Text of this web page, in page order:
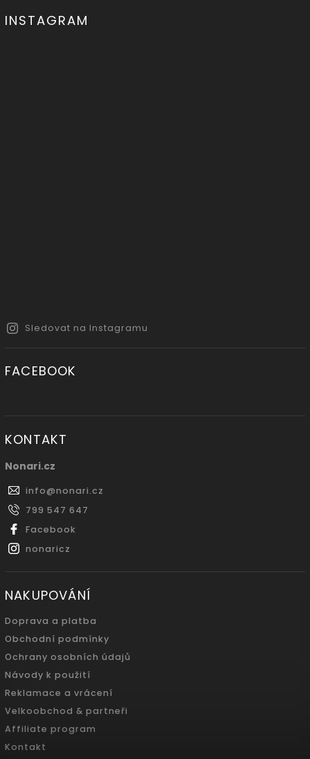
INSTAGRAM
Sledovat na Instagramu
FACEBOOK
KONTAKT
Nonari.cz
info@nonari.cz
799 547 647
Facebook
nonaricz
NAKUPOVÁNÍ
Doprava a platba
Obchodní podmínky
Ochrany osobních údajů
Návody k použití
Reklamace a vrácení
Velkoobchod & partneři
Affiliate program
Kontakt